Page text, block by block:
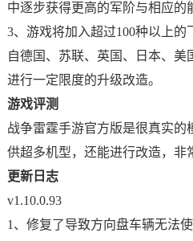
中逐步获得更高的军阶与相应的
3、游戏将加入超过100种以上
自德国、苏联、英国、日本、
进行一定限度的升级改造。
游戏评测
战争雷霆手游官方版是很真实的
供超多机型，还能进行改造，非
更新日志
v1.10.0.93
1、修复了导致方向盘车辆无法